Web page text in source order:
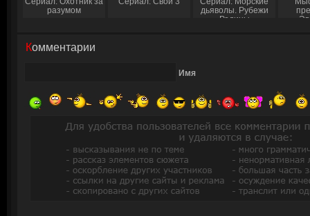
разумом
дьяволы. Рубежи
Родины
Комментарии
Имя